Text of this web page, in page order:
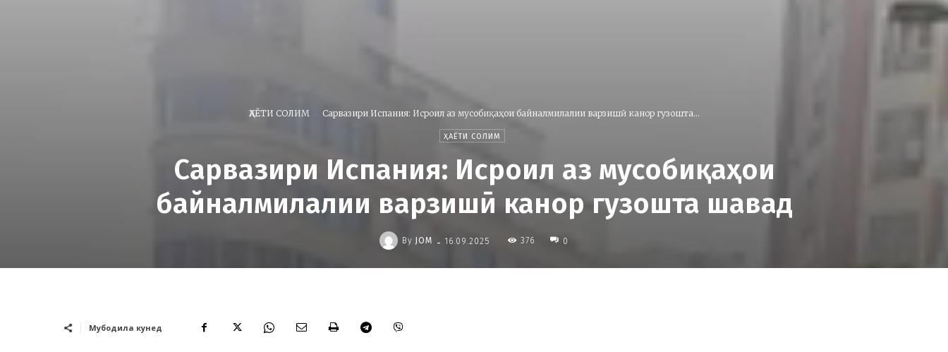
ҲАЁТИ СОЛИМ Сарвазири Испания: Исроил аз мусобиқаҳои байналмилалии варзишӣ канор гузошта...
ҲАЁТИ СОЛИМ
Сарвазири Испания: Исроил аз мусобиқаҳои
байналмилалии варзишӣ канор гузошта шавад
By JOM - 16.09.2025 376 0
Мубодила кунед